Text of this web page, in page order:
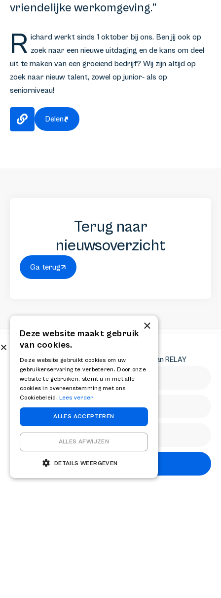
vriendelijke werkomgeving.”
R ichard werkt sinds 1 oktober bij ons. Ben jij ook op
zoek naar een nieuwe uitdaging en de kans om deel
uit te maken van een groeiend bedrijf? Wij zijn altijd op
zoek naar nieuw talent, zowel op junior- als op
seniorniveau!
Delen
Terug naar
nieuwsoverzicht
Ga terug
Abonneer op onze nieuwsbrief
Abonneren
×
Deze website maakt gebruik
van cookies.
Deze website gebruikt cookies om uw
gebruikerservaring te verbeteren. Door onze
website te gebruiken, stemt u in met alle
cookies in overeenstemming met ons
Cookiebeleid.Lees verder
ALLES ACCEPTEREN
ALLES AFWIJZEN
DETAILS WEERGEVEN
Ontvang het laatste nieuws en krijg updates van RELAY
Abonneren